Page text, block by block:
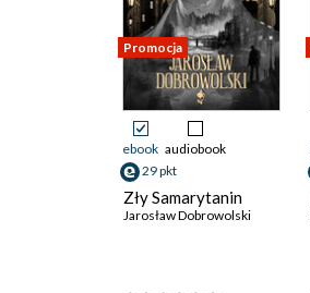
Promocja
ebook audiobook
29 pkt
Zły Samarytanin
Jarosław Dobrowolski